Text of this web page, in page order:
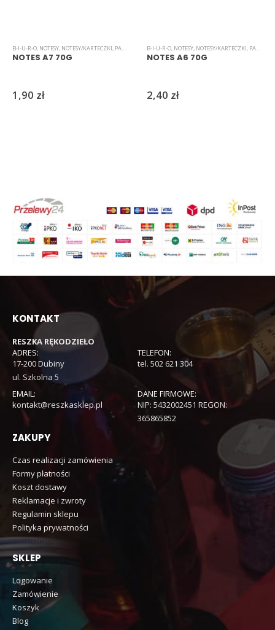
B-I-U-R-O, NOTESY, NOTESY/KARTECZKI, PAPIER
NOTES A7 70G
1,90 zł
B-I-U-R-O, NOTESY, NOTESY/KARTECZKI, PAPIER
NOTES A6 70G
2,40 zł
KONTAKT
RESZKA RĘKODZIEŁO
ADRES:
17-200 Dubiny
ul. Szkolna 5
TELEFON:
tel. 502 621 304
EMAIL:
kontakt@reszkasklep.pl
DANE FIRMOWE:
NIP: 5432002451 REGON:
365865852
ZAKUPY
Czas realizacji zamówienia
Formy płatności
Koszt dostawy
Reklamacje i zwroty
Regulamin sklepu
Polityka prywatności
SKLEP
Logowanie
Zamówienie
Koszyk
Blog